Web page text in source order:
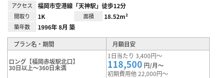
アクセス 福岡市空港線「天神駅」徒歩12分
間取り 1K 面積 18.52m²
築年数 1996年 8月 築
プラン名・期間 月額目安
ロング【福岡赤坂駅北口】
30日以上～360日未満
1日当たり 3,400円～
118,500 円/月～
初期費用他 22,000円～